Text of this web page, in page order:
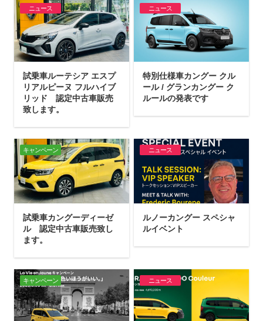
ニュース
試乗車ルーテシア エスプ
リアルピーヌ フルハイブ
リッド 認定中古車販売
致します。
ニュース
特別仕様車カングー クル
ール / グランカングー ク
ルールの発表です
キャンペーン
試乗車カングーディーゼ
ル 認定中古車販売致し
ます。
ニュース
ルノーカングー スペシャ
ルイベント
キャンペーン ニュース